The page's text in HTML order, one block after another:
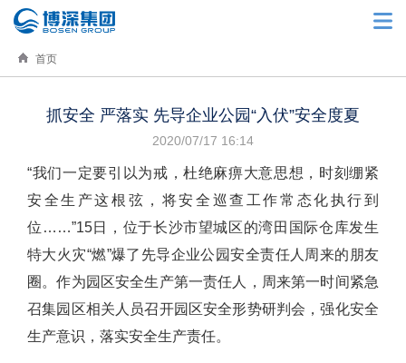
首页
抓安全 严落实 先导企业公园“入伏”安全度夏
2020/07/17 16:14
“我们一定要引以为戒，杜绝麻痹大意思想，时刻绷紧
安全生产这根弦，将安全巡查工作常态化执行到
位……”15日，位于长沙市望城区的湾田国际仓库发生
特大火灾“燃”爆了先导企业公园安全责任人周来的朋友
圈。作为园区安全生产第一责任人，周来第一时间紧急
召集园区相关人员召开园区安全形势研判会，强化安全
生产意识，落实安全生产责任。